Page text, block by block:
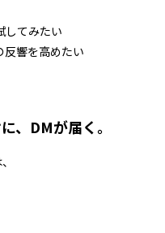
してみたい
反響を高めたい
、 DMが届く。